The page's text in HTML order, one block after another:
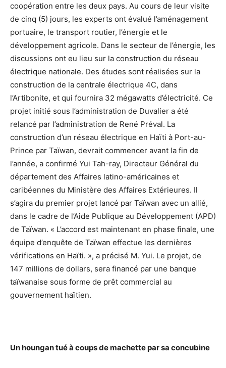
coopération entre les deux pays. Au cours de leur visite
de cinq (5) jours, les experts ont évalué l’aménagement
portuaire, le transport routier, l’énergie et le
développement agricole. Dans le secteur de l’énergie, les
discussions ont eu lieu sur la construction du réseau
électrique nationale. Des études sont réalisées sur la
construction de la centrale électrique 4C, dans
l’Artibonite, et qui fournira 32 mégawatts d’électricité. Ce
projet initié sous l’administration de Duvalier a été
relancé par l’administration de René Préval. La
construction d’un réseau électrique en Haïti à Port-au-
Prince par Taïwan, devrait commencer avant la fin de
l’année, a confirmé Yui Tah-ray, Directeur Général du
département des Affaires latino-américaines et
caribéennes du Ministère des Affaires Extérieures. Il
s’agira du premier projet lancé par Taïwan avec un allié,
dans le cadre de l’Aide Publique au Développement (APD)
de Taïwan. « L’accord est maintenant en phase finale, une
équipe d’enquête de Taïwan effectue les dernières
vérifications en Haïti. », a précisé M. Yui. Le projet, de
147 millions de dollars, sera financé par une banque
taïwanaise sous forme de prêt commercial au
gouvernement haïtien.
Un houngan tué à coups de machette par sa concubine